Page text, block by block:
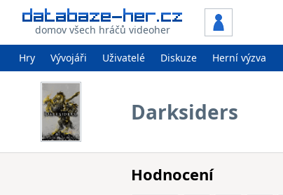
domov všech hráčů videoher
Hry Vývojáři Uživatelé Diskuze Herní výzva
Darksiders
Hodnocení